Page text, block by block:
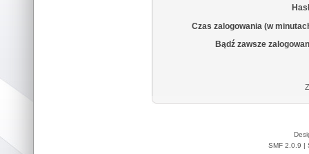
Czas zalogowania (w
Bądź zawsze
SMF 2.0.9